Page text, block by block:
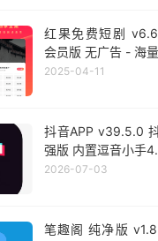
红果免费短剧
会员版 无广告 - 海
2025-04-11
抖音APP v39.5.0
强版 内置逗音小手
2026-07-03
笔趣阁 纯净版